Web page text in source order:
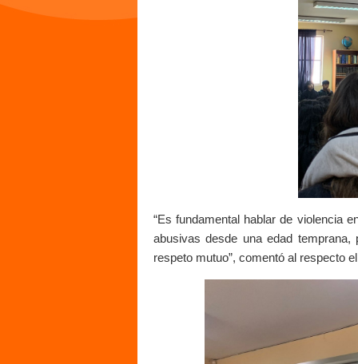
“Es fundamental hablar de violencia
abusivas desde una edad
respeto mutuo”, comentó al respecto